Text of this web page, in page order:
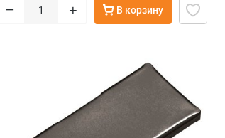
– + В корзину